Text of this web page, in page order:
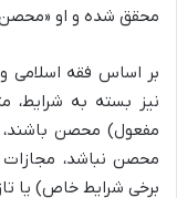
محقق شده و او
بر اساس فقه اسلامی و
نیز بسته به
مفعول) محصن باشند،
محصن نباشد،
برخی شرایط خاص) یا